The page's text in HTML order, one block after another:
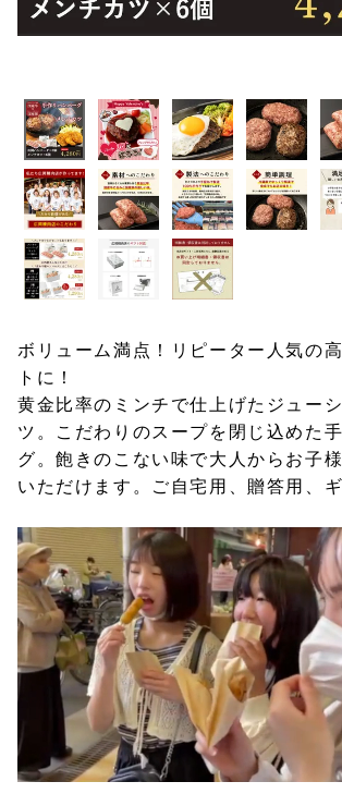
ボリューム満点！リピーター人気の
トに！
黄金比率のミンチで仕上げたジュー
ツ。こだわりのスープを閉じ込めた
グ。飽きのこない味で大人からお子
いただけます。ご自宅用、贈答用、